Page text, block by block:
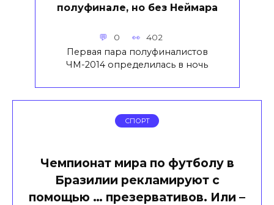
полуфинале, но без Неймара
0 402
Первая пара полуфиналистов
ЧМ-2014 определилась в ночь
СПОРТ
Чемпионат мира по футболу в
Бразилии рекламируют с
помощью … презервативов. Или –